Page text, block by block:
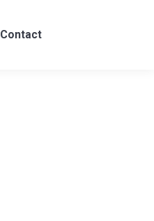
Contact